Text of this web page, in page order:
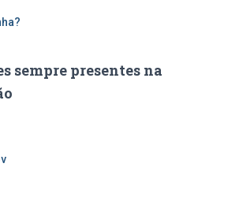
sempre presentes na